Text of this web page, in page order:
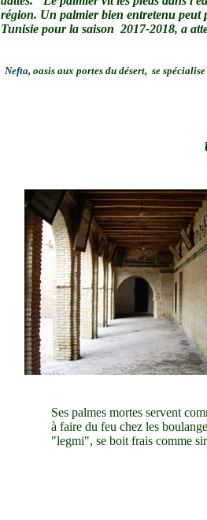
région. Un palmier bien entretenu peut
Tunisie pour la saison 2017-2018, a
Nefta, oasis aux portes du désert, se
Ses palmes mortes servent
à faire du feu chez les
"legmi", se boit frais comme